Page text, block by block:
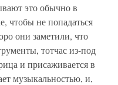
это обычно в
чтобы не попадаться
они заметили, что
тотчас из-под
и присаживается в
музыкальностью, и,